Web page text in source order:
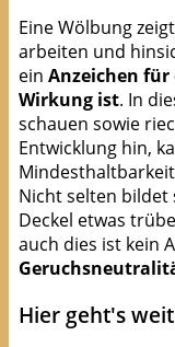
Eine Wölbung
arbeiten und
ein Anzeichen für
Wirkung ist. In
schauen sowie
Entwicklung hin,
Nicht selten bildet
Deckel etwas
auch dies ist kein
Hier geht's